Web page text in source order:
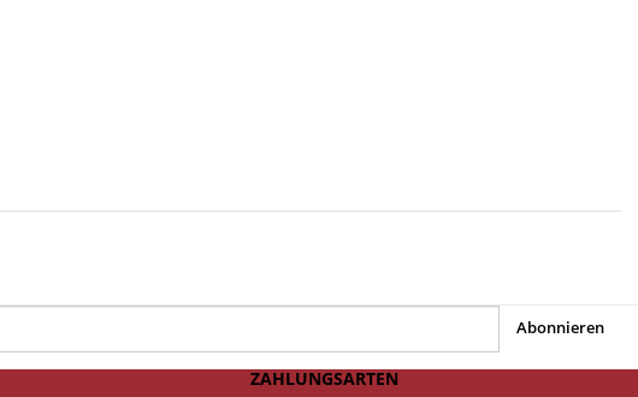
Abonnieren
ZAHLUNGSARTEN